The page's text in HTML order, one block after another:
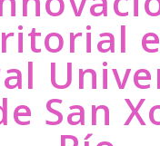
San